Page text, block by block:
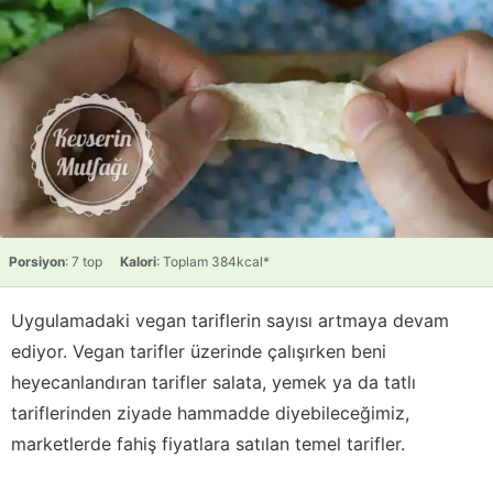
Porsiyon: 7 top Kalori: Toplam 384kcal*
Uygulamadaki vegan tariflerin sayısı artmaya devam
ediyor. Vegan tarifler üzerinde çalışırken beni
heyecanlandıran tarifler salata, yemek ya da tatlı
tariflerinden ziyade hammadde diyebileceğimiz,
marketlerde fahiş fiyatlara satılan temel tarifler.